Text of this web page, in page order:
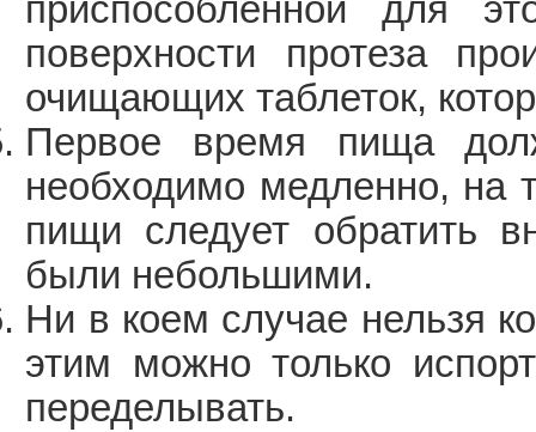
приспособленной для
поверхности протеза
очищающих таблеток,
Первое время пища
необходимо медленно, на
пищи следует обратить
были небольшими.
Ни в коем случае нельзя
этим можно только
переделывать.